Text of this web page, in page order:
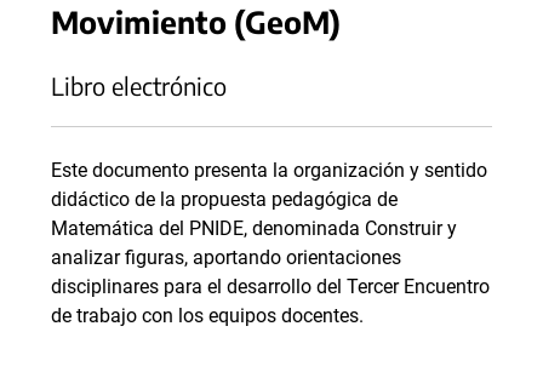
Movimiento (GeoM)
Libro electrónico
Este documento presenta la organización y sentido
didáctico de la propuesta pedagógica de
Matemática del PNIDE, denominada Construir y
analizar figuras, aportando orientaciones
disciplinares para el desarrollo del Tercer Encuentro
de trabajo con los equipos docentes.